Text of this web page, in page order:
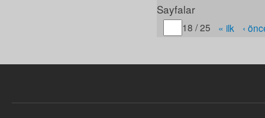
Sayfalar
Gitmek istediğiniz
18 / 25 « ilk ‹